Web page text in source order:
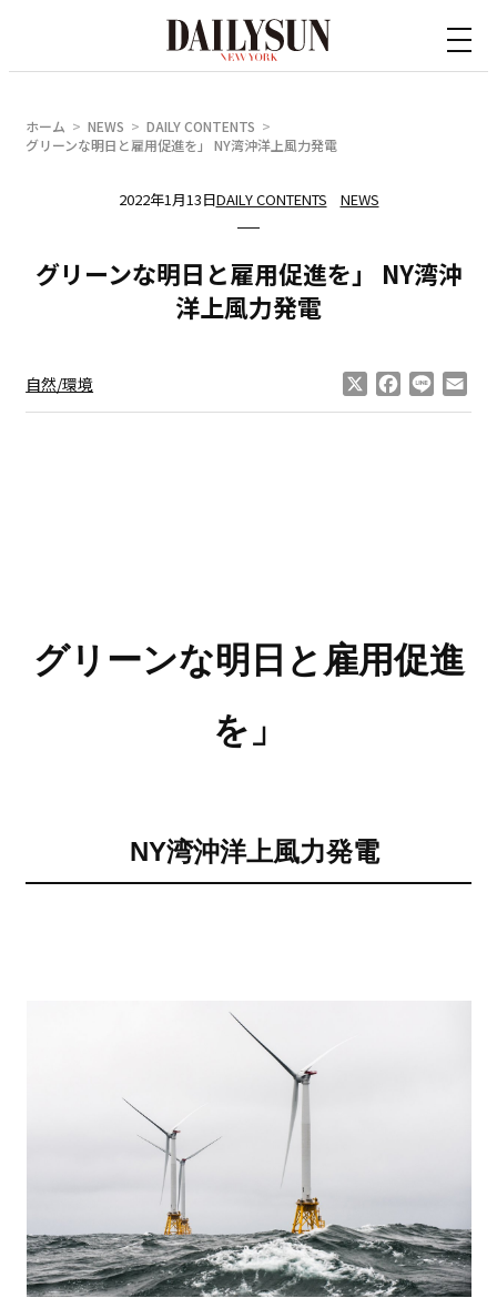
ホーム NEWS
DAILY CONTENTS
グリーンな明日と雇用促進を」 NY湾沖洋上風力発電
2022年1月13日DAILY CONTENTS NEWS
グリーンな明日と雇用促進を」 NY湾沖
洋上風力発電
自然/環境 Facebook
Line
グリーンな明日と雇用促進
を」
NY湾沖洋上風力発電